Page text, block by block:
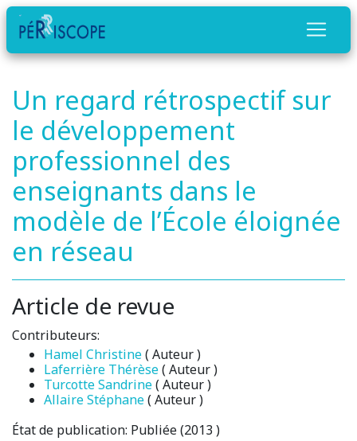
Un regard rétrospectif sur
le développement
professionnel des
enseignants dans le
modèle de l’École éloignée
en réseau
Article de revue
Contributeurs:
Hamel Christine( Auteur )
Laferrière Thérèse( Auteur )
Turcotte Sandrine( Auteur )
Allaire Stéphane( Auteur )
État de publication: Publiée (2013 )